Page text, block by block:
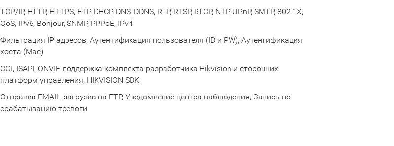
TCP/IP, HTTP, HTTPS, FTP, DHCP, DNS, DDNS, RTP, RTSP, RTCP, NTP, UPnP, SMTP, 802.1X,
QoS, IPv6, Bonjour, SNMP, PPPoE, IPv4
Фильтрация IP адресов, Аутентификация пользователя (ID и PW), Аутентификация
хоста (Mac)
CGI, ISAPI, ONVIF, поддержка комплекта разработчика Hikvision и сторонних
платформ управления, HIKVISION SDK
Отправка EMAIL, загрузка на FTP, Уведомление центра наблюдения, Запись по
срабатыванию тревоги